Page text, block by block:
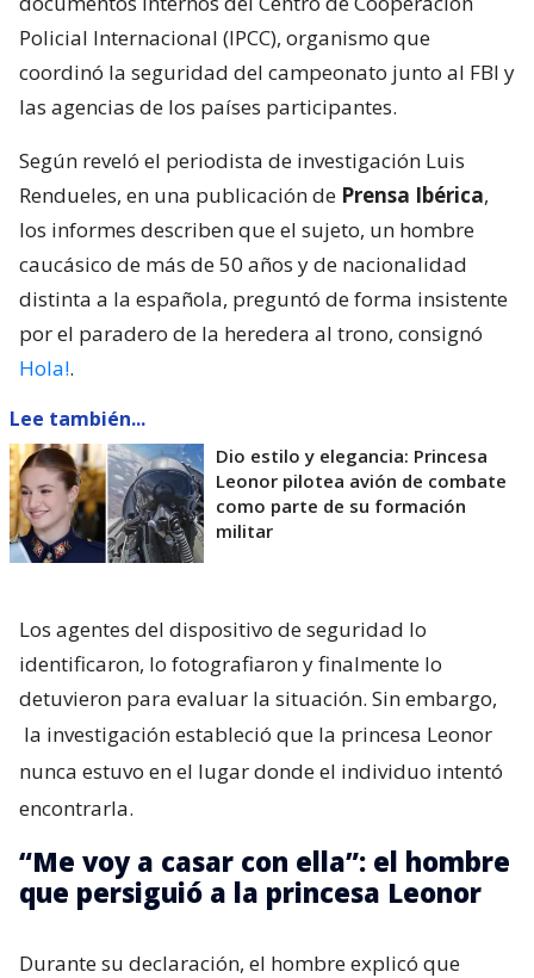
Policial Internacional (IPCC), organismo que
coordinó la seguridad del campeonato junto al FBI y
las agencias de los países participantes.
Según reveló el periodista de investigación Luis
Rendueles, en una publicación de Prensa Ibérica,
los informes describen que el sujeto, un hombre
caucásico de más de 50 años y de nacionalidad
distinta a la española, preguntó de forma insistente
por el paradero de la heredera al trono, consignó
Hola!.
Lee también...
Dio estilo y elegancia: Princesa
Leonor pilotea avión de combate
como parte de su formación
militar
Los agentes del dispositivo de seguridad lo
identificaron, lo fotografiaron y finalmente lo
detuvieron para evaluar la situación. Sin embargo,
la investigación estableció que la princesa Leonor
nunca estuvo en el lugar donde el individuo intentó
encontrarla.
“Me voy a casar con ella”: el hombre
que persiguió a la princesa Leonor
Durante su declaración, el hombre explicó que